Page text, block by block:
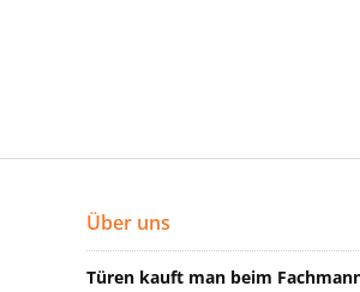
Über uns
Türen kauft man beim